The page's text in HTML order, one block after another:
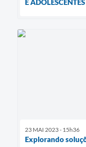
23 MAI 2023 - 15h36
Explorando